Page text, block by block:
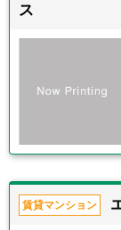
ス
賃貸マンション